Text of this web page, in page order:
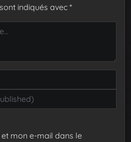
indiqués avec *
mon e-mail dans le